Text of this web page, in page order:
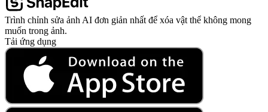
Trình chỉnh sửa ảnh AI đơn giản nhất để xóa vật thể không mong
muốn trong ảnh.
Tải ứng dụng